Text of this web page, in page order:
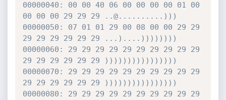
00000040: 00 00 40 06 00 00 00 00 01 00
00 00 00 29 29 29 ..@..........)))
00000050: 07 01 01 29 00 08 00 00 29 29
29 29 29 29 29 29 ...)....))))))))
00000060: 29 29 29 29 29 29 29 29 29 29
29 29 29 29 29 29 ))))))))))))))))
00000070: 29 29 29 29 29 29 29 29 29 29
29 29 29 29 29 29 ))))))))))))))))
00000080: 29 29 29 29 29 29 29 29 29 29